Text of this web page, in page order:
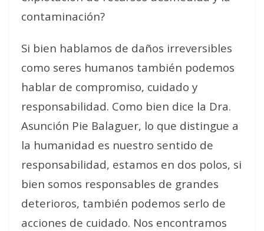
contaminación?
Si bien hablamos de daños irreversibles
como seres humanos también podemos
hablar de compromiso, cuidado y
responsabilidad. Como bien dice la Dra.
Asunción Pie Balaguer, lo que distingue a
la humanidad es nuestro sentido de
responsabilidad, estamos en dos polos, si
bien somos responsables de grandes
deterioros, también podemos serlo de
acciones de cuidado. Nos encontramos